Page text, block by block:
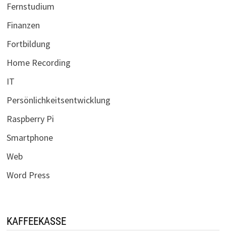
Fernstudium
Finanzen
Fortbildung
Home Recording
IT
Persönlichkeitsentwicklung
Raspberry Pi
Smartphone
Web
Word Press
KAFFEEKASSE